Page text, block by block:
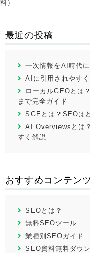
最近の投稿
一次情報をAI時代
AIに引用されやす
ローカルGEOとは
まで完全ガイド
SGEとは？SEOは
AI Overviewsとは
すく解説
おすすめコンテンツ
SEOとは？
無料SEOツール
業種別SEOガイド
SEO資料無料ダウ